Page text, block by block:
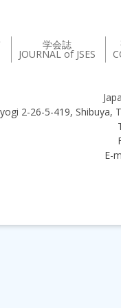
学会誌
JOURNAL of JSES
2-26-5-419, Shibuya,
E-